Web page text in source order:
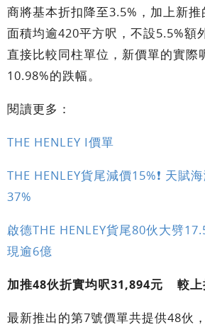
商將基本折扣降至3.5%，加上新
面積均逾420平方呎，不設5.5%額
直接比較同柱單位，新價單的實際
10.98%的跌幅。
閱讀更多：
THE HENLEY I價單
THE HENLEY貨尾減價15%❗ 天賦
37%
啟德THE HENLEY貨尾80伙大劈
現逾6億
加推48伙折實均呎31,894元 較上
最新推出的第7號價單共提供48伙